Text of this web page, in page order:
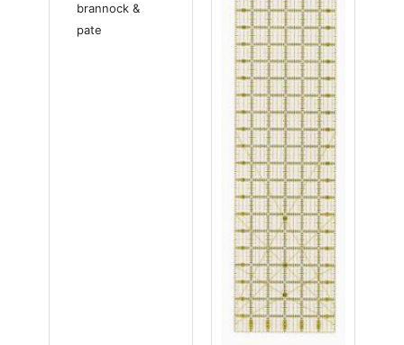
brannock &
pate